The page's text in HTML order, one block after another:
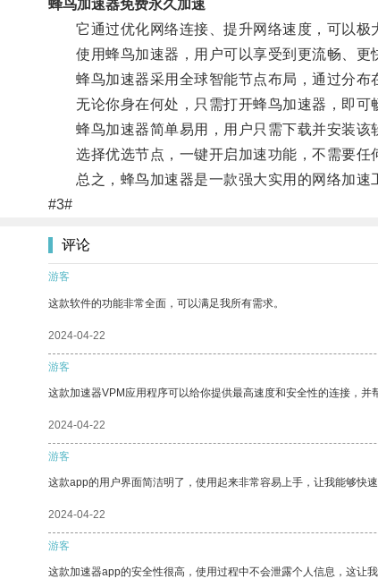
蜂鸟加速器免费永久加速
它通过优化网络连接、提升网络速度，可以极
使用蜂鸟加速器，用户可以享受到更流畅、更
蜂鸟加速器采用全球智能节点布局，通过分布
无论你身在何处，只需打开蜂鸟加速器，即可
蜂鸟加速器简单易用，用户只需下载并安装该
选择优选节点，一键开启加速功能，不需要任
总之，蜂鸟加速器是一款强大实用的网络加速
#3#
评论
游客
这款软件的功能非常全面，可以满足我所有需求。
2024-04-22
游客
这款加速器VPM应用程序可以给你提供最高速度和安全性的连接，并
2024-04-22
游客
这款app的用户界面简洁明了，使用起来非常容易上手，让我能够快
2024-04-22
游客
这款加速器app的安全性很高，使用过程中不会泄露个人信息，这让